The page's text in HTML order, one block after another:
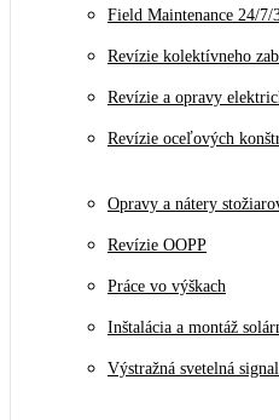
Field Maintenance 24/7/
Revízie kolektívneho
Revízie a opravy
Revízie oceľových
Opravy a nátery
Revízie OOPP
Práce vo výškach
Inštalácia a montáž
Výstražná svetelná